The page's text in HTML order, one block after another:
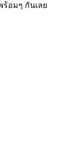
อมๆ กันเลย